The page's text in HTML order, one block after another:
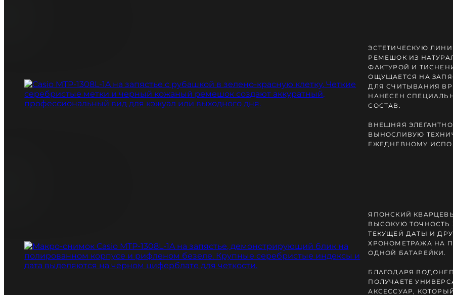
ЭСТЕТИЧЕСКУЮ
РЕМЕШОК ИЗ
ФАКТУРОЙ И
ОЩУЩАЕТСЯ НА
ДЛЯ СЧИТЫВАНИЯ
НАНЕСЕН
СОСТАВ.
ВНЕШНЯЯ
ВЫНОСЛИВУЮ
ЕЖЕДНЕВНОМУ
ЯПОНСКИЙ
ВЫСОКУЮ ТОЧНОСТЬ
ТЕКУЩЕЙ ДАТЫ И
ХРОНОМЕТРАЖА НА
ОДНОЙ БАТАРЕЙКИ.
БЛАГОДАРЯ
ПОЛУЧАЕТЕ
АКСЕССУАР,